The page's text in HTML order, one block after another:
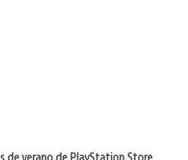
de verano de PlayStation Store